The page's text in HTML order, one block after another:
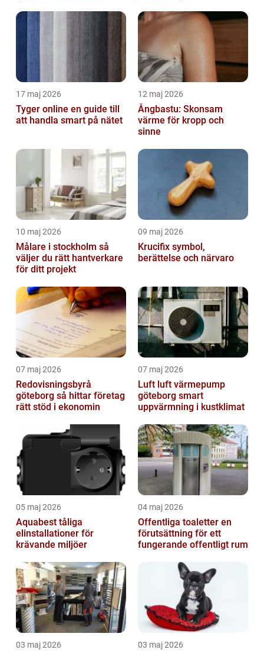
17 maj 2026
Tyger online en guide till
att handla smart på nätet
12 maj 2026
Ångbastu: Skonsam
värme för kropp och
sinne
10 maj 2026
Målare i stockholm så
väljer du rätt hantverkare
för ditt projekt
09 maj 2026
Krucifix symbol,
berättelse och närvaro
07 maj 2026
Redovisningsbyrå
göteborg så hittar företag
rätt stöd i ekonomin
07 maj 2026
Luft luft värmepump
göteborg smart
uppvärmning i kustklimat
05 maj 2026
Aquabest tåliga
elinstallationer för
krävande miljöer
04 maj 2026
Offentliga toaletter en
förutsättning för ett
fungerande offentligt rum
03 maj 2026 03 maj 2026